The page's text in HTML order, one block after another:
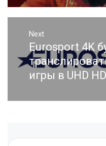
Next
Next
post:
Eurosport 4K
игры в UHD